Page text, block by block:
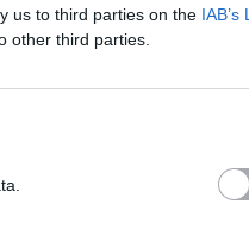
us to third parties on the IAB’s
other third parties.
6 φρούτα